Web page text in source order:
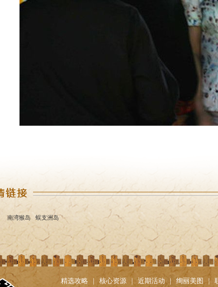
南湾猴岛 蜈支洲岛
精选攻略 核心资源 近期活动 | 绚丽美图 |